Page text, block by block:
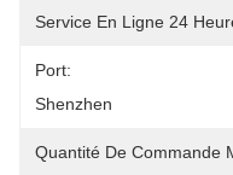
Service En Ligne 24
Port:
Shenzhen
Quantité De Commande